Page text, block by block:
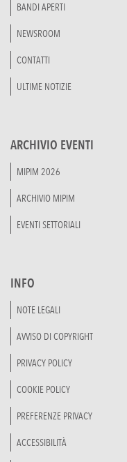
BANDI APERTI
NEWSROOM
CONTATTI
ULTIME NOTIZIE
ARCHIVIO EVENTI
MIPIM 2026
ARCHIVIO MIPIM
EVENTI SETTORIALI
INFO
NOTE LEGALI
AVVISO DI COPYRIGHT
PRIVACY POLICY
COOKIE POLICY
PREFERENZE PRIVACY
ACCESSIBILITÀ